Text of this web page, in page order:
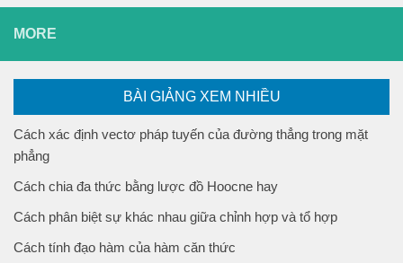
MORE
BÀI GIẢNG XEM NHIỀU
Cách xác định vectơ pháp tuyến của đường thẳng trong mặt
phẳng
Cách chia đa thức bằng lược đồ Hoocne hay
Cách phân biệt sự khác nhau giữa chỉnh hợp và tổ hợp
Cách tính đạo hàm của hàm căn thức